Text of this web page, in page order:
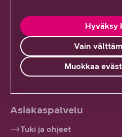
Kirjaudu YritysDNA:han
Hanki tunnukset
Asiakaspalvelu
Tuki ja ohjeet
Vain
Hyväksy
Muokkaa